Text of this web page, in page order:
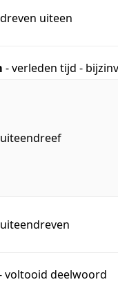
dreven uiteen
- verleden tijd -
uiteendreef
uiteendreven
voltooid deelwoord